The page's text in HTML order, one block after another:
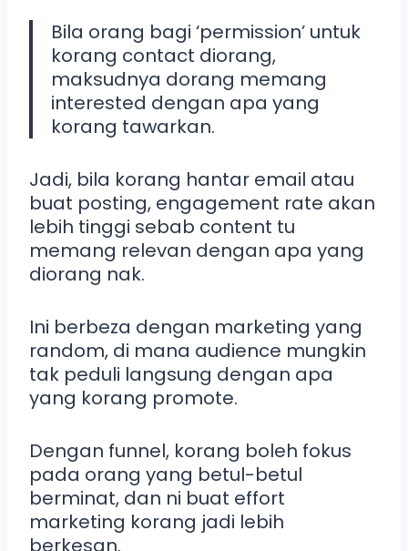
Bila orang bagi ‘permission’ untuk
korang contact diorang,
maksudnya dorang memang
interested dengan apa yang
korang tawarkan.
Jadi, bila korang hantar email atau
buat posting, engagement rate akan
lebih tinggi sebab content tu
memang relevan dengan apa yang
diorang nak.
Ini berbeza dengan marketing yang
random, di mana audience mungkin
tak peduli langsung dengan apa
yang korang promote.
Dengan funnel, korang boleh fokus
pada orang yang betul-betul
berminat, dan ni buat effort
marketing korang jadi lebih
berkesan.